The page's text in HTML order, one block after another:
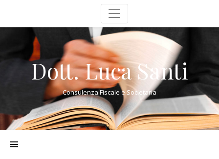
Dott. Luca Santi
Consulenza Fiscale e Societaria